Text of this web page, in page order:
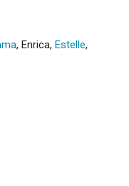
, Enrica, Estelle,